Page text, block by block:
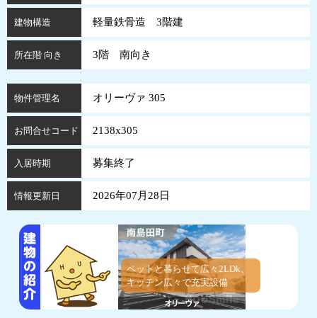
建物構造 軽量鉄骨造 3階建
所在階 向き 3階 南向き
物件管理名 オリーヴァ 305
お問合せコード 2138x305
入居時期 募集終了
情報更新日 2026年07月28日
ペットと暮らせて広々2LDk、
キッチン広々で充実設備